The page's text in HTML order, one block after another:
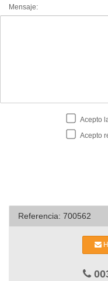
Mensaje:
Acepto
Acepto
Referencia: 700562